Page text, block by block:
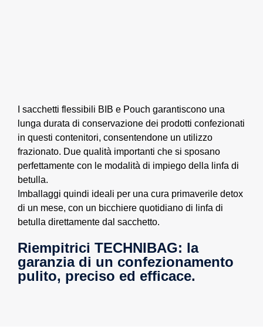
I sacchetti flessibili BIB e Pouch garantiscono una
lunga durata di conservazione dei prodotti confezionati
in questi contenitori, consentendone un utilizzo
frazionato. Due qualità importanti che si sposano
perfettamente con le modalità di impiego della linfa di
betulla.
Imballaggi quindi ideali per una cura primaverile detox
di un mese, con un bicchiere quotidiano di linfa di
betulla direttamente dal sacchetto.
Riempitrici TECHNIBAG: la
garanzia di un confezionamento
pulito, preciso ed efficace.